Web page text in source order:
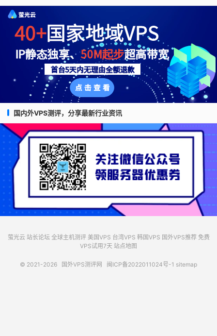
国内外VPS测评，分享最新行业资讯
萤光云 站长论坛 全球主机测评 美国VPS 台湾VPS 韩国VPS 国外VPS推荐 免费
VPS试用7天 站点地图
© 2021-2026 国外VPS测评网 闽ICP备2022011024号-1 sitemap